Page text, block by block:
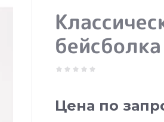
Цена по